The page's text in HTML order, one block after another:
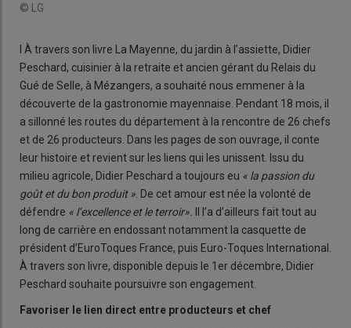
© LG
l À travers son livre La Mayenne, du jardin à l’assiette, Didier
Peschard, cuisinier à la retraite et ancien gérant du Relais du
Gué de Selle, à Mézangers, a souhaité nous emmener à la
découverte de la gastronomie mayennaise. Pendant 18 mois, il
a sillonné les routes du département à la rencontre de 26 chefs
et de 26 producteurs. Dans les pages de son ouvrage, il conte
leur histoire et revient sur les liens qui les unissent. Issu du
milieu agricole, Didier Peschard a toujours eu « la passion du
goût et du bon produit » . De cet amour est née la volonté de
défendre « l’excellence et le terroir».
Il l’a d’ailleurs fait tout au
long de carrière en endossant notamment la casquette de
président d’EuroToques France, puis Euro-Toques International.
À travers son livre, disponible depuis le 1er décembre, Didier
Peschard souhaite poursuivre son engagement.
Favoriser le lien direct entre producteurs et chef